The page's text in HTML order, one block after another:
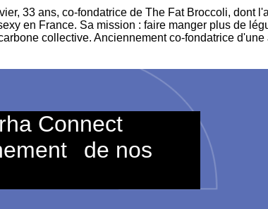
33 ans, co-fondatrice de The Fat Broccoli, dont
en France. Sa mission : faire manger plus de
collective. Anciennement co-fondatrice
Connect
de nos